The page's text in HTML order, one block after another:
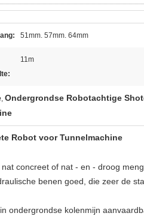
51mm. 57mm. 64mm
11m
, Ondergrondse Robotachtige
Robot voor Tunnelmachine
concreet of nat - en - droog
benen goed, die zeer de
ondergrondse kolenmijn